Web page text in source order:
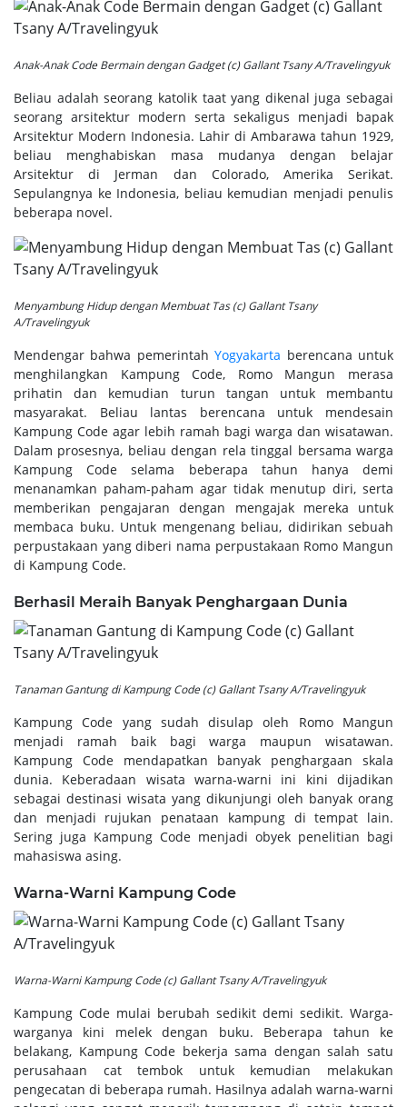
Anak-Anak Code Bermain dengan Gadget (c) Gallant Tsany A/Travelingyuk
Beliau adalah seorang katolik taat yang dikenal juga sebagai
seorang arsitektur modern serta sekaligus menjadi bapak
Arsitektur Modern Indonesia. Lahir di Ambarawa tahun 1929,
beliau menghabiskan masa mudanya dengan belajar
Arsitektur di Jerman dan Colorado, Amerika Serikat.
Sepulangnya ke Indonesia, beliau kemudian menjadi penulis
beberapa novel.
Menyambung Hidup dengan Membuat Tas (c) Gallant Tsany
A/Travelingyuk
Mendengar bahwa pemerintahYogyakarta berencana untuk
menghilangkan Kampung Code, Romo Mangun merasa
prihatin dan kemudian turun tangan untuk membantu
masyarakat. Beliau lantas berencana untuk mendesain
Kampung Code agar lebih ramah bagi warga dan wisatawan.
Dalam prosesnya, beliau dengan rela tinggal bersama warga
Kampung Code selama beberapa tahun hanya demi
menanamkan paham-paham agar tidak menutup diri, serta
memberikan pengajaran dengan mengajak mereka untuk
membaca buku. Untuk mengenang beliau, didirikan sebuah
perpustakaan yang diberi nama perpustakaan Romo Mangun
di Kampung Code.
Berhasil Meraih Banyak Penghargaan Dunia
Tanaman Gantung di Kampung Code (c) Gallant Tsany A/Travelingyuk
Kampung Code yang sudah disulap oleh Romo Mangun
menjadi ramah baik bagi warga maupun wisatawan.
Kampung Code mendapatkan banyak penghargaan skala
dunia. Keberadaan wisata warna-warni ini kini dijadikan
sebagai destinasi wisata yang dikunjungi oleh banyak orang
dan menjadi rujukan penataan kampung di tempat lain.
Sering juga Kampung Code menjadi obyek penelitian bagi
mahasiswa asing.
Warna-Warni Kampung Code
Warna-Warni Kampung Code (c) Gallant Tsany A/Travelingyuk
Kampung Code mulai berubah sedikit demi sedikit. Warga-
warganya kini melek dengan buku. Beberapa tahun ke
belakang, Kampung Code bekerja sama dengan salah satu
perusahaan cat tembok untuk kemudian melakukan
pengecatan di beberapa rumah. Hasilnya adalah warna-warni